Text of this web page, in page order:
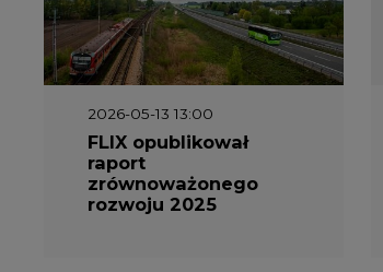
2026-05-13 13:00
FLIX opublikował
raport
zrównoważonego
rozwoju 2025